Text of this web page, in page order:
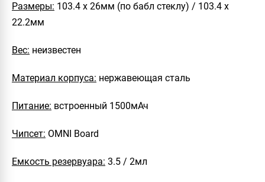
Размеры: 103.4 х 26мм (по бабл стеклу) / 103.4 х
22.2мм
Вес: неизвестен
Материал корпуса: нержавеющая сталь
Питание: встроенный 1500мАч
Чипсет: OMNI Board
Емкость резервуара: 3.5 / 2мл